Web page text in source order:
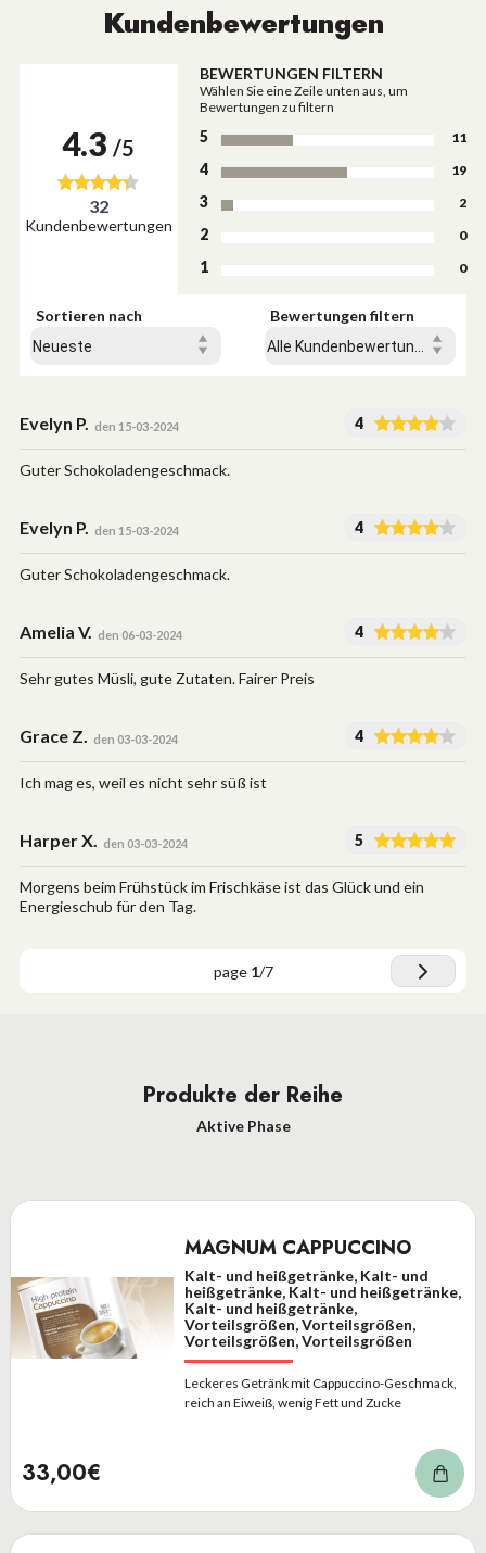
Kundenbewertungen
4.3 /5
32
Kundenbewertungen
BEWERTUNGEN FILTERN
Wählen Sie eine Zeile unten aus, um
Bewertungen zu filtern
5 11
4 19
3 2
2 0
1 0
Sortieren nach Bewertungen filtern
Evelyn P. den 15-03-2024 4
Guter Schokoladengeschmack.
Evelyn P. den 15-03-2024 4
Guter Schokoladengeschmack.
Amelia V. den 06-03-2024 4
Sehr gutes Müsli, gute Zutaten. Fairer Preis
Grace Z. den 03-03-2024 4
Ich mag es, weil es nicht sehr süß ist
Harper X. den 03-03-2024 5
Morgens beim Frühstück im Frischkäse ist das Glück und ein
Energieschub für den Tag.
page 1/7
Produkte der Reihe
Aktive Phase
MAGNUM CAPPUCCINO
Kalt- und heißgetränke, Kalt- und
heißgetränke, Kalt- und heißgetränke,
Kalt- und heißgetränke,
Vorteilsgrößen, Vorteilsgrößen,
Vorteilsgrößen, Vorteilsgrößen
Leckeres Getränk mit Cappuccino-Geschmack,
reich an Eiweiß, wenig Fett und Zucke
33,00€